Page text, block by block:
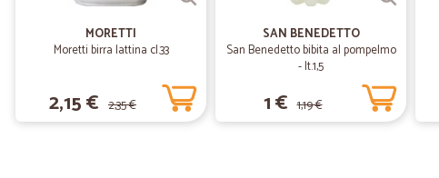
MORETTI
Moretti birra lattina cl.33
2,15 € 2,35 €
SAN BENEDETTO
San Benedetto bibita al pompelmo
- lt.1,5
1 € 1,19 €